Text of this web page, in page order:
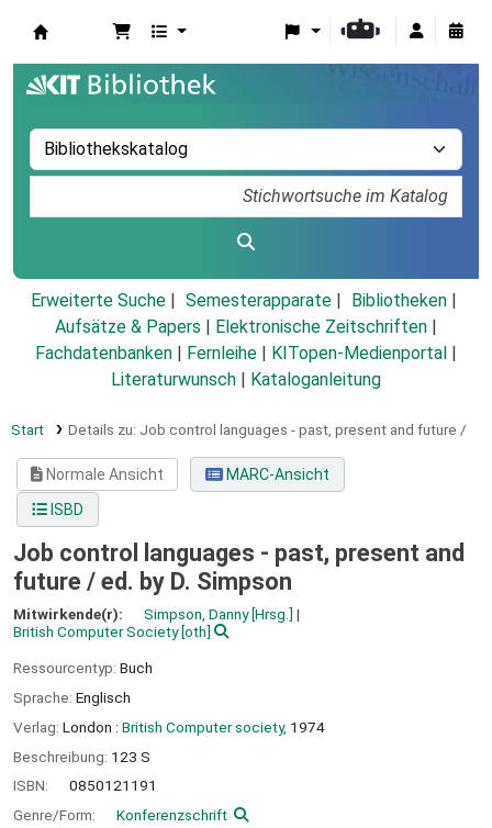
Erweiterte Suche Semesterapparate
Bibliotheken
Aufsätze & Papers
Elektronische Zeitschriften
Fachdatenbanken
Fernleihe KITopen-Medienportal
Literaturwunsch
Kataloganleitung
Start Details zu: Job control languages - past, present and future /
Normale Ansicht
MARC-Ansicht
ISBD
Job control languages - past, present and
future / ed. by D. Simpson
Mitwirkende(r): Simpson, Danny[Hrsg.]
British Computer Society[oth]
Ressourcentyp: Buch
Sprache: Englisch
Verlag: London : British Computer society, 1974
Beschreibung: 123 S
ISBN:
0850121191
Genre/Form:
Konferenzschrift